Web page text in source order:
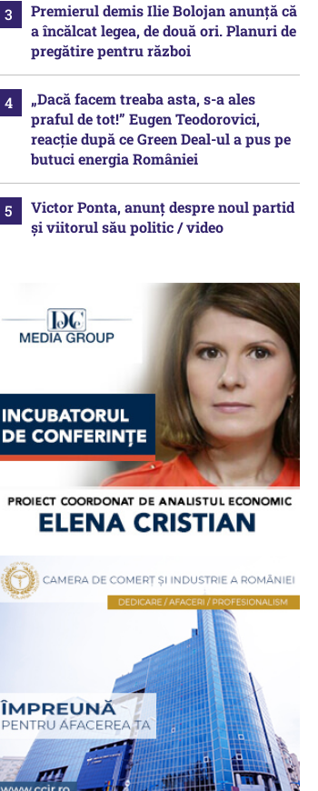
Premierul demis Ilie Bolojan anunță că
a încălcat legea, de două ori. Planuri de
pregătire pentru război
„Dacă facem treaba asta, s-a ales
praful de tot!” Eugen Teodorovici,
reacție după ce Green Deal-ul a pus pe
butuci energia României
Victor Ponta, anunț despre noul partid
și viitorul său politic / video